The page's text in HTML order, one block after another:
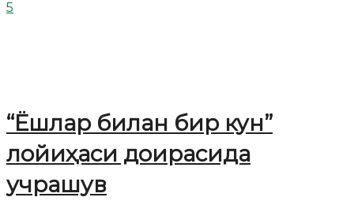
5
“Ёшлар билан бир кун”
лойиҳаси доирасида
учрашув